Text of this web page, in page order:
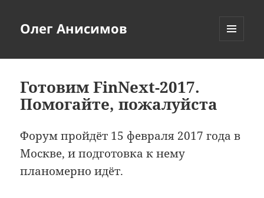
Олег Анисимов
Готовим FinNext-2017.
Помогайте, пожалуйста
Форум пройдёт 15 февраля 2017 года в
Москве, и подготовка к нему
планомерно идёт.